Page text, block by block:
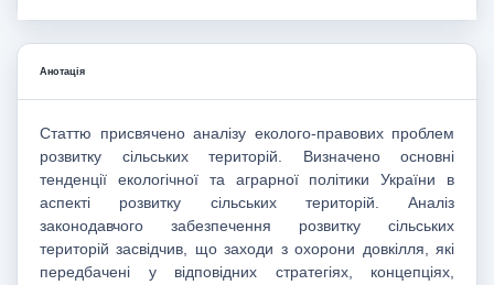
Анотація
Статтю присвячено аналізу еколого-правових проблем
розвитку сільських територій. Визначено основні
тенденції екологічної та аграрної політики України в
аспекті розвитку сільських територій. Аналіз
законодавчого забезпечення розвитку сільських
територій засвідчив, що заходи з охорони довкілля, які
передбачені у відповідних стратегіях, концепціях,